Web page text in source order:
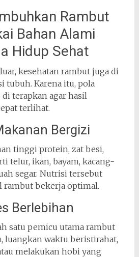
Rambut
Bahan Alami
Hidup Sehat
kesehatan rambut juga di
tubuh. Karena itu, pola
terapkan agar hasil
terlihat.
Bergizi
tinggi protein, zat besi,
telur, ikan, bayam, kacang-
segar. Nutrisi tersebut
bekerja optimal.
Berlebihan
satu pemicu utama rambut
luangkan waktu beristirahat,
melakukan hobi yang